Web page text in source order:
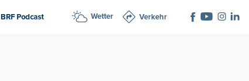
BRF Podcast Wetter Verkehr